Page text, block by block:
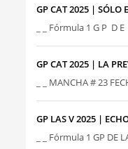
GP CAT 2025 | SÓLO
_ _ Fórmula 1 G P D
GP CAT 2025 | LA
_ _ MANCHA # 23
GP LAS V 2025 |
_ _ Fórmula 1 GP DE